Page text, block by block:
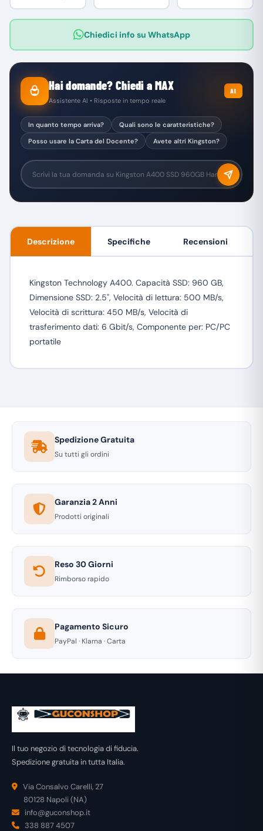
Chiedici info su WhatsApp
Hai domande? Chiedi a MAX
Assistente AI • Risposte in tempo reale
AI
In quanto tempo arriva?
Quali sono le caratteristiche?
Posso usare la Carta del Docente?
Avete altri Kingston?
Descrizione Specifiche Recensioni
Kingston Technology A400. Capacità SSD: 960 GB,
Dimensione SSD: 2.5", Velocità di lettura: 500 MB/s,
Velocità di scrittura: 450 MB/s, Velocità di
trasferimento dati: 6 Gbit/s, Componente per: PC/PC
portatile
Spedizione Gratuita
Su tutti gli ordini
Garanzia 2 Anni
Prodotti originali
Reso 30 Giorni
Rimborso rapido
Pagamento Sicuro
PayPal · Klarna · Carta
Il tuo negozio di tecnologia di fiducia.
Spedizione gratuita in tutta Italia.
Via Consalvo Carelli, 27
80128 Napoli (NA)
info@guconshop.it
338 887 4507